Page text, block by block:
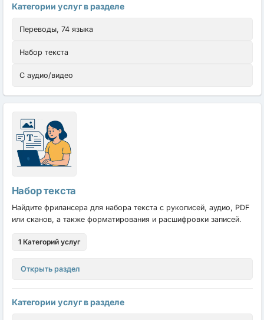
Категории услуг в разделе
Переводы, 74 языка
Набор текста
С аудио/видео
Набор текста
Найдите фрилансера для набора текста с рукописей, аудио, PDF
или сканов, а также форматирования и расшифровки записей.
1 Категорий услуг
Открыть раздел
Категории услуг в разделе